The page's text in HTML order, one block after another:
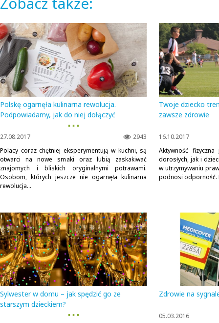
Polskę ogarnęła kulinarna rewolucja.
Podpowiadamy, jak do niej dołączyć
▪ ▪ ▪
2943
27.08.2017
Polacy coraz chętniej eksperymentują w kuchni, są
otwarci na nowe smaki oraz lubią zaskakiwać
znajomych i bliskich oryginalnymi potrawami.
Osobom, których jeszcze nie ogarnęła kulinarna
rewolucja...
Twoje dziecko
zawsze zdrowie
16.10.2017
Aktywność
dorosłych, jak i
w utrzymywaniu
podnosi odporność.
Sylwester w domu – jak spędzić go ze
starszym dzieckiem?
▪ ▪ ▪
Zdrowie na
05.03.2016